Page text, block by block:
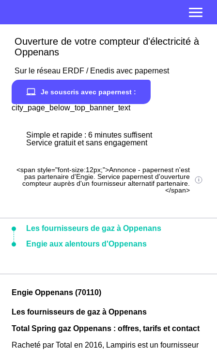
Ouverture de votre compteur d'électricité à
Oppenans
Sur le réseau ERDF / Enedis avec papernest
Je souscris avec papernest :
city_page_below_top_banner_text
Simple et rapide : 6 minutes suffisent
Service gratuit et sans engagement
<span style="font-size:12px;">Annonce - papernest n'est
pas partenaire d'Engie. Service papernest d'ouverture
compteur auprès d'un fournisseur alternatif partenaire.
</span>
Les fournisseurs de gaz à Oppenans
Engie aux alentours d'Oppenans
Engie Oppenans (70110)
Les fournisseurs de gaz à Oppenans
Total Spring gaz Oppenans : offres, tarifs et contact
Racheté par Total en 2016, Lampiris est un fournisseur